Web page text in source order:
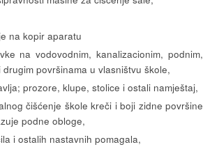
na kopir aparatu
na vodovodnim, kanalizacionim, podnim,
drugim površinama u vlasništvu škole,
prozore, klupe, stolice i ostali namještaj,
čišćenje škole kreči i boji zidne površine
podne obloge,
i ostalih nastavnih pomagala,